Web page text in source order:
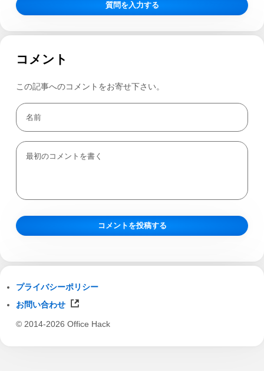
質問を入力する
コメント
この記事へのコメントをお寄せ下さい。
プライバシーポリシー
お問い合わせ
© 2014-2026 Office Hack